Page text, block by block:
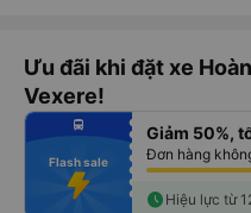
Ưu đãi khi đặt xe
Vexere!
fiber_manual_record
fiber_manual_record
fiber_manual_record
fiber_manual_record
fiber_manual_record
fiber_manual_record
fiber_manual_record
directions_bus
Flash sale
Giảm 50%,
schedule